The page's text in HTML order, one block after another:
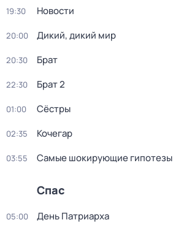
19:30 Новости
20:00 Дикий, дикий мир
20:30 Брат
22:30 Брат 2
01:00 Сёстры
02:35 Koчегар
03:55 Самые шoкиpующие гипотезы
Спас
05:00 День Патриарха